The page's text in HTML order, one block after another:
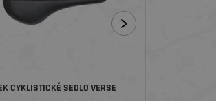
CYKLISTICKÉ SEDLO VERSE